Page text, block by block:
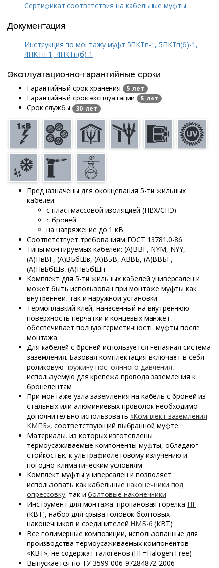
Сертификат соответствия на кабельные муфты
Документация
Инструкция по монтажу муфт 5ПКТп-1, 5ПКТп(б)-1,
4ПКТп-1, 4ПКТп(б)-1
Эксплуатационно-гарантийные сроки
Гарантийный срок хранения 5 лет
Гарантийный срок эксплуатации 5 лет
Срок службы 30 лет
Предназначены для оконцевания 5-ти жильных
кабелей:
с пластмассовой изоляцией (ПВХ/СПЭ)
с броней
на напряжение до 1 кВ
Соответствует требованиям ГОСТ 13781.0-86
Типы монтируемых кабелей: (А)ВВГ, NYM, NYY,
(А)ПвВГ, (А)ВБбШв, (А)ВБВ, АВВБ, (А)ВВБГ,
(А)ПвБбШв, (А)ПвБбШп
Комплект для 5-ти жильных кабелей универсален и
может быть использован при монтаже муфты как
внутренней, так и наружной установки
Термоплавкий клей, нанесенный на внутреннюю
поверхность перчатки и концевых манжет,
обеспечивает полную герметичность муфты после
монтажа
Для кабелей с броней используется непаяная система
заземления. Базовая комплектация включает в себя
роликовую пружину постоянного давления,
используемую для крепежа провода заземления к
бронелентам
При монтаже узла заземления на кабель с броней из
стальных или алюминиевых проволок необходимо
дополнительно использовать «Комплект заземления
КМПБ», соответствующий выбранной муфте.
Материалы, из которых изготовлены
термоусаживаемые компоненты муфты, обладают
стойкостью к ультрафиолетовому излучению и
погодно-климатическим условиям
Комплект муфты универсален и позволяет
использовать как кабельные наконечники под
опрессовку, так и болтовые наконечники
Инструмент для монтажа: пропановая горелка ПГ
(КВТ), набор для срыва головок болтовых
наконечников и соединителей НМБ-6 (КВТ)
Все полимерные композиции, использованные для
производства термоусаживаемых компонентов
«КВТ», не содержат галогенов (HF=Halogen Free)
Выпускается по ТУ 3599-006-97284872-2006